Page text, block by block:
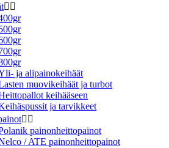
 
ja alipainokeihäät
muovikeihäät ja turbot
keihääseen
ja tarvikkeet
 
painonheittopainot
/ ATE painonheittopainot